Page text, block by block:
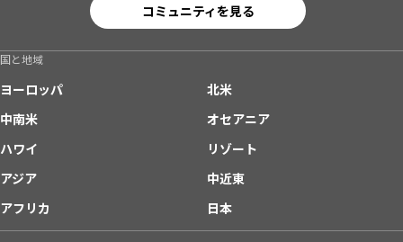
コミュニティを見る
国と地域
ヨーロッパ
北米
中南米
オセアニア
ハワイ
リゾート
アジア
中近東
アフリカ
日本